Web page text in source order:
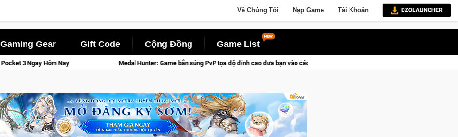
Về Chúng Tôi Nạp Game Tài Khoản
Gaming Gear Gift Code Cộng Đồng Game List
Medal Hunter: Game bắn súng PvP tọa độ đỉnh cao đưa bạn vào các chiến dịch lịch sử khốc liệt